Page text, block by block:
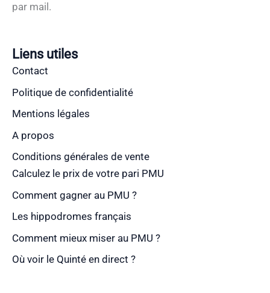
par mail.
Liens utiles
Contact
Politique de confidentialité
Mentions légales
A propos
Conditions générales de vente
Calculez le prix de votre pari PMU
Comment gagner au PMU ?
Les hippodromes français
Comment mieux miser au PMU ?
Où voir le Quinté en direct ?